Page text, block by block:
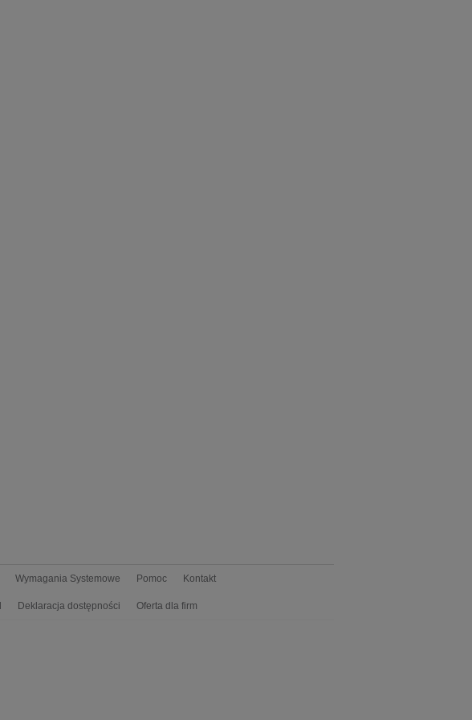
Wymagania Systemowe Pomoc Kontakt
Deklaracja dostępności Oferta dla firm